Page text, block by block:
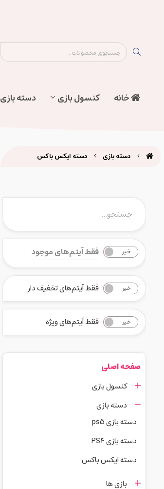
خانه کنسول بازی دسته بازی
دسته بازی دسته ایکس باکس
بله خیر فقط آیتم‌های موجود
بله خیر فقط آیتم‌های تخفیف دار
بله خیر فقط آیتم‌های ویژه
صفحه اصلی
کنسول بازی
دسته بازی
دسته بازی ps5
دسته بازی PS4
دسته ایکس باکس
بازی ها